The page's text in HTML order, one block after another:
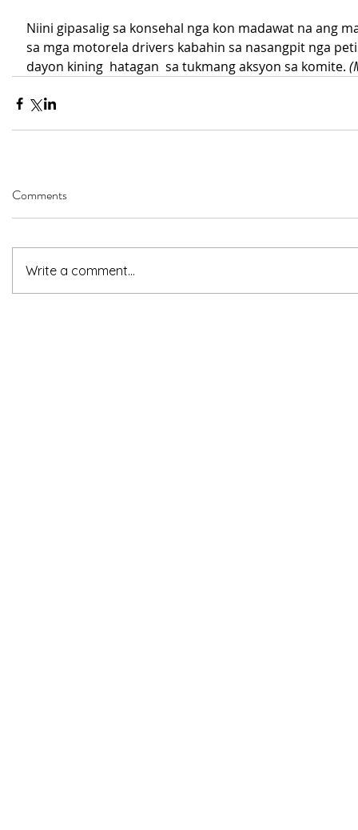
Niini gipasalig sa konsehal nga kon madawat na ang
sa mga motorela drivers kabahin sa nasangpit nga
dayon kining  hatagan  sa tukmang aksyon sa komite.
Comments
Write a comment...